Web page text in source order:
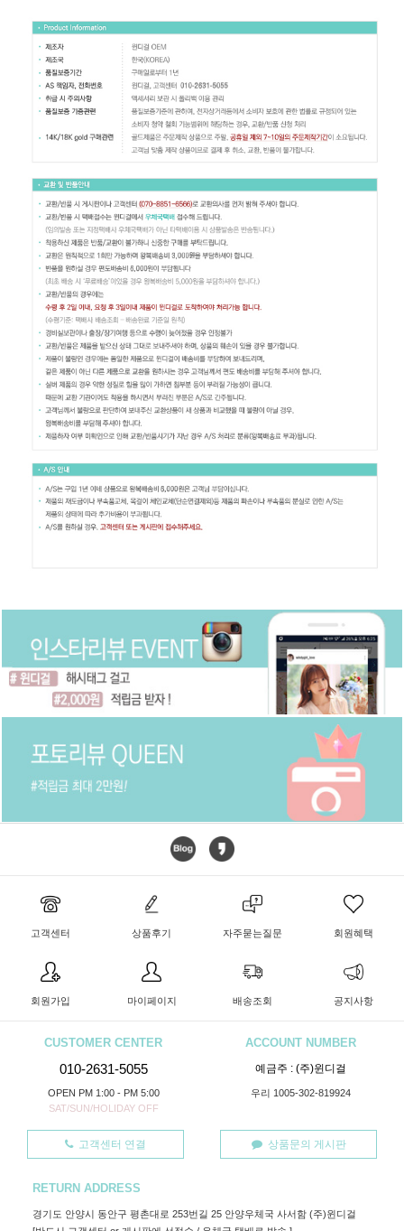
고객센터 상품후기 자주묻는질문 회원혜택
회원가입 마이페이지 배송조회 공지사항
CUSTOMER CENTER
010-2631-5055
OPEN PM 1:00 - PM 5:00
SAT/SUN/HOLIDAY OFF
ACCOUNT NUMBER
예금주 : (주)윈디걸
우리 1005-302-819924
고객센터 연결 상품문의 게시판
RETURN ADDRESS
경기도 안양시 동안구 평촌대로 253번길 25 안양우체국 사서함 (주)윈디걸